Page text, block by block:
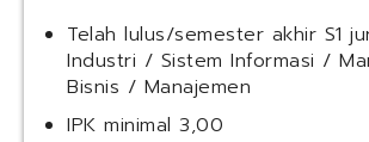
Telah lulus/semester akhir S1
Industri / Sistem Informasi /
Bisnis / Manajemen
IPK minimal 3,00